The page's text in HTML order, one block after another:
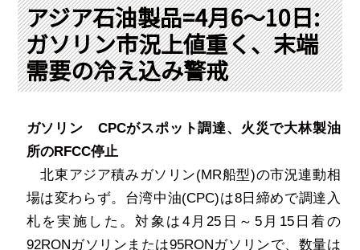
PRA原則
Q & A
会社概要
お問い合わせ
年間休刊日
サイトマップ
採用情報
English Website
瑞姆亜太能源諮問(北京)
Rim Energy Media(韓国語)
アジア石油製品=4月6～10日:
ガソリン市況上値重く、末端
需要の冷え込み警戒
ガソリン CPCがスポット調達、火災で大林製油
所のRFCC停止
北東アジア積みガソリン(MR船型)の市況連動相
場は変わらず。台湾中油(CPC)は8日締めで調達入
札を実施した。対象は 4月25 日～ 5月 15日着の
92RONガソリンまたは95RONガソリンで、数量は